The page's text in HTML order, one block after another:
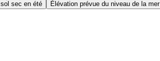
sec en été
Élévation prévue du niveau de la mer